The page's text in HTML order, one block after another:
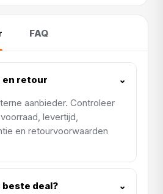
FAQ
en retour ⌄
aanbieder. Controleer
levertijd,
en retourvoorwaarden
beste deal? ⌄